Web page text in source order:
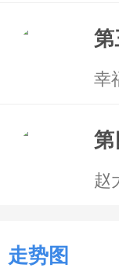
第
幸
第
赵
走势图